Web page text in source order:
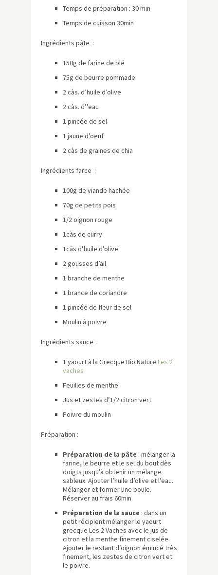
Temps de préparation : 30 min
Temps de cuisson 30min
Ingrédients pâte :
150g de farine de blé
75g de beurre pommade
2 càs. d’huile d’olive
2 càs. d’’eau
1 pincée de sel
1 jaune d’oeuf
2 càs de graines de chia
Ingrédients farce :
100g de viande hachée
70g de petits pois
1/2 oignon rouge
1càs de curry
1càs d’huile d’olive
2 gousses d’ail
1 branche de menthe
1 brance de coriandre
1 pincée de fleur de sel
Moulin à poivre
Ingrédients sauce :
1 yaourt à la Grecque Bio Nature Les 2
vaches
Feuilles de menthe
Jus et zestes d’1/2 citron vert
Poivre du moulin
Préparation :
Préparation de la pâte : mélanger la
farine, le beurre et le sel du bout dès
doigts jusqu’à obtenir un mélange
sableux. Ajouter l’huile d’olive et l’eau.
Mélanger et former une boule.
Réserver au frais 60min.
Préparation de la sauce : dans un
petit récipient mélanger le yaourt
grecque Les 2 Vaches avec le jus de
citron et la menthe finement ciselée.
Ajouter le restant d’oignon émincé très
finement, les zestes de citron vert et
le poivre.